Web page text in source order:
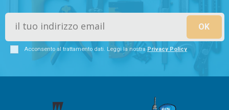
Acconsento al trattamento dati. Leggi la nostraPrivacy Policy